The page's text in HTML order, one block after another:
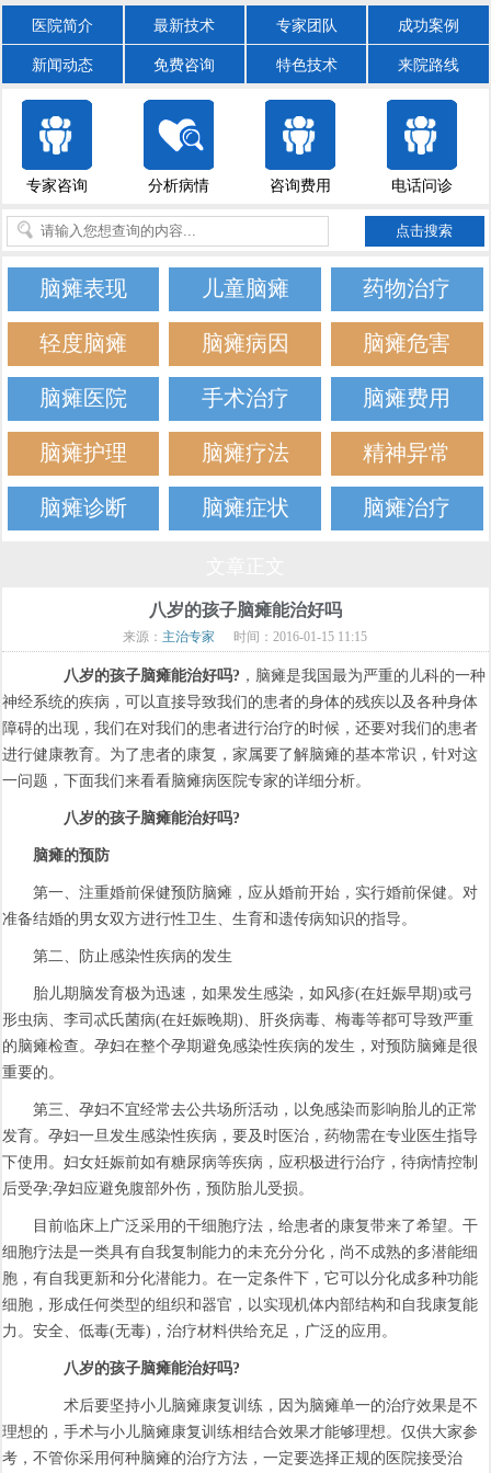
医院简介 最新技术 专家团队 成功案例
新闻动态 免费咨询 特色技术 来院路线
专家咨询 分析病情 咨询费用 电话问诊
脑瘫表现 儿童脑瘫 药物治疗
轻度脑瘫 脑瘫病因 脑瘫危害
脑瘫医院 手术治疗 脑瘫费用
脑瘫护理 脑瘫疗法 精神异常
脑瘫诊断 脑瘫症状 脑瘫治疗
八岁的孩子脑瘫能治好吗
来源： 主治专家 时间：2016-01-15 11:15
八岁的孩子脑瘫能治好吗? ，脑瘫是我国最为严重的儿科的一种
神经系统的疾病，可以直接导致我们的患者的身体的残疾以及各种身体
障碍的出现，我们在对我们的患者进行治疗的时候，还要对我们的患者
进行健康教育。为了患者的康复，家属要了解脑瘫的基本常识，针对这
一问题，下面我们来看看脑瘫病医院专家的详细分析。
八岁的孩子脑瘫能治好吗?
脑瘫的预防
第一、注重婚前保健预防脑瘫，应从婚前开始，实行婚前保健。对
准备结婚的男女双方进行性卫生、生育和遗传病知识的指导。
第二、防止感染性疾病的发生
胎儿期脑发育极为迅速，如果发生感染，如风疹(在妊娠早期)或弓
形虫病、李司忒氏菌病(在妊娠晚期)、肝炎病毒、梅毒等都可导致严重
的脑瘫检查。孕妇在整个孕期避免感染性疾病的发生，对预防脑瘫是很
重要的。
第三、孕妇不宜经常去公共场所活动，以免感染而影响胎儿的正常
发育。孕妇一旦发生感染性疾病，要及时医治，药物需在专业医生指导
下使用。妇女妊娠前如有糖尿病等疾病，应积极进行治疗，待病情控制
后受孕;孕妇应避免腹部外伤，预防胎儿受损。
目前临床上广泛采用的干细胞疗法，给患者的康复带来了希望。干
细胞疗法是一类具有自我复制能力的未充分分化，尚不成熟的多潜能细
胞，有自我更新和分化潜能力。在一定条件下，它可以分化成多种功能
细胞，形成任何类型的组织和器官，以实现机体内部结构和自我康复能
力。安全、低毒(无毒)，治疗材料供给充足，广泛的应用。
八岁的孩子脑瘫能治好吗?
术后要坚持小儿脑瘫康复训练，因为脑瘫单一的治疗效果是不
理想的，手术与小儿脑瘫康复训练相结合效果才能够理想。仅供大家参
考，不管你采用何种脑瘫的治疗方法，一定要选择正规的医院接受治